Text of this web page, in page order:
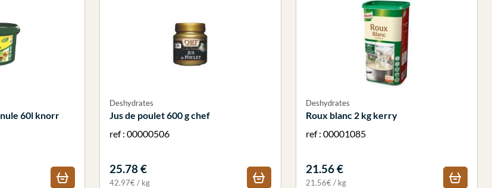
60l knorr
Deshydrates
Jus de poulet 600 g chef
ref : 00000506
25.78 €
42.97€ / kg
Deshydrates
Roux blanc 2 kg kerry
ref : 00001085
21.56 €
21.56€ / kg